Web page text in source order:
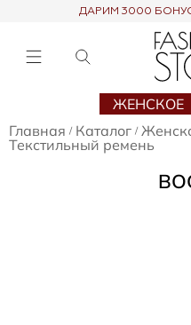
ДАРИМ 3000
ЖЕНСКОЕ
Главная / Каталог /
Текстильный ремень